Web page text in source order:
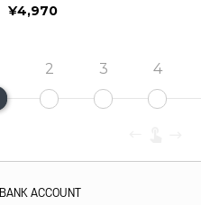
¥4,970
2 3 4
BANK ACCOUNT